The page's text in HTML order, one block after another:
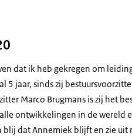
dat ik heb gekregen om
5 jaar, sinds zij
Marco Brugmans is zij het
ontwikkelingen in de wereld
dat Annemiek blijft en zie uit